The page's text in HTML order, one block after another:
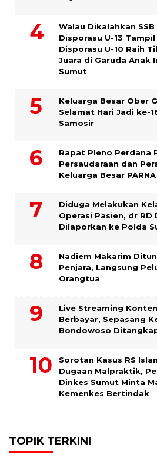
Walau Dikalahkan
Disporasu U-13 Tampil
Disporasu U-10 Raih
Juara di Garuda Anak
Sumut
Keluarga Besar Ober
Selamat Hari Jadi ke-
Samosir
Rapat Pleno Perdana
Persaudaraan dan
Keluarga Besar PARNA
Diduga Melakukan
Operasi Pasien, dr RD
Dilaporkan ke Polda
​Nadiem Makarim
Penjara, Langsung
Orangtua
Live Streaming
Berbayar, Sepasang
Bondowoso
Sorotan Kasus RS
Dugaan Malpraktik,
Dinkes Sumut Minta
Kemenkes Bertindak
TOPIK TERKINI